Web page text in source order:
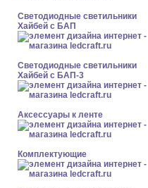
Светодиодные светильники
Хайбей с БАП
Светодиодные светильники
Хайбей с БАП-3
Аксессуары к ленте
Комплектующие